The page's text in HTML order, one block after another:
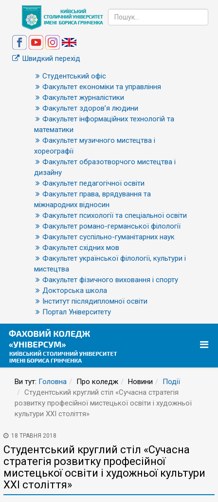
Швидкий перехід
Студентський офіс
Факультет економіки та управління
Факультет журналістики
Факультет здоров’я людини
Факультет інформаційних технологій та
математики
Факультет музичного мистецтва і
хореографії
Факультет образотворчого мистецтва і
дизайну
Факультет педагогічної освіти
Факультет права, врядування та
міжнародних відносин
Факультет психології та спеціальної освіти
Факультет романо-германської філології
Факультет суспільно-гуманітарних наук
Факультет східних мов
Факультет української філології, культури і
мистецтва
Факультет фізичного виховання і спорту
Докторська школа
Інститут післядипломної освіти
Портал Університету
Ви тут: Головна Про коледж Новини
Події
Студентський круглий стіл «Сучасна стратегія
розвитку професійної мистецької освіти і художньої
культури XXI століття»
18 ТРАВНЯ 2018
Студентський круглий стіл «Сучасна
стратегія розвитку професійної
мистецької освіти і художньої культури
XXI століття»